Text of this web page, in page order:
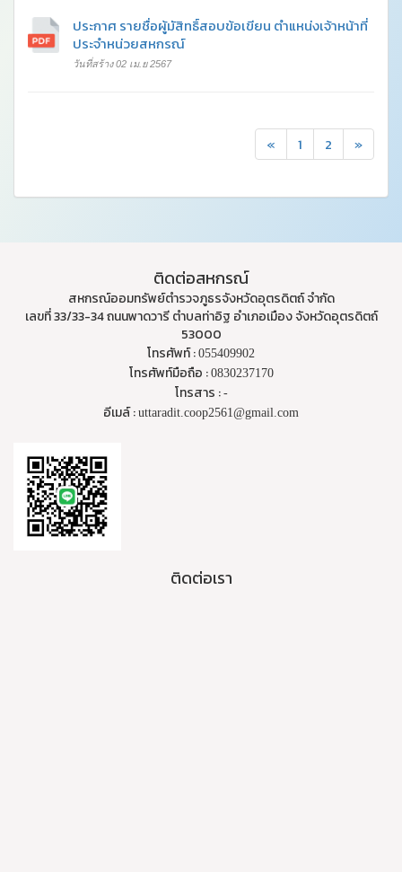
ประกาศ รายชื่อผู้มัสิทธิ์สอบข้อเขียน ตำแหน่งเจ้าหน้าที่
ประจำหน่วยสหกรณ์
วันที่สร้าง 02 เม.ย 2567
« 1 2 »
ติดต่อสหกรณ์
สหกรณ์ออมทรัพย์ตำรวจภูธรจังหวัดอุตรดิตถ์ จำกัด
เลขที่ 33/33-34 ถนนพาดวารี ตำบลท่าอิฐ อำเภอเมือง จังหวัดอุตรดิตถ์
53000
โทรศัพท์ : 055409902
โทรศัพท์มือถือ : 0830237170
โทรสาร : -
อีเมล์ : uttaradit.coop2561@gmail.com
ติดต่อเรา